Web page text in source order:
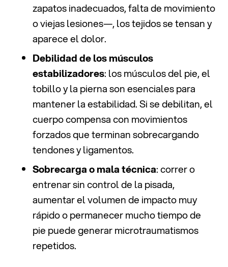
zapatos inadecuados, falta de movimiento
o viejas lesiones—, los tejidos se tensan y
aparece el dolor.
Debilidad de los músculos
estabilizadores: los músculos del pie, el
tobillo y la pierna son esenciales para
mantener la estabilidad. Si se debilitan, el
cuerpo compensa con movimientos
forzados que terminan sobrecargando
tendones y ligamentos.
Sobrecarga o mala técnica: correr o
entrenar sin control de la pisada,
aumentar el volumen de impacto muy
rápido o permanecer mucho tiempo de
pie puede generar microtraumatismos
repetidos.